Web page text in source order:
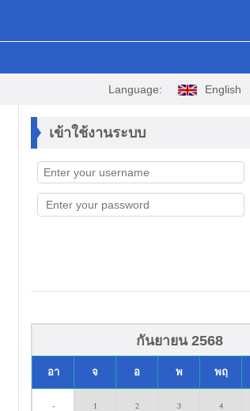
Language: English
เข้าใช้งานระบบ
กันยายน 2568
อา จ อ พ พฤ
- 1 2 3 4